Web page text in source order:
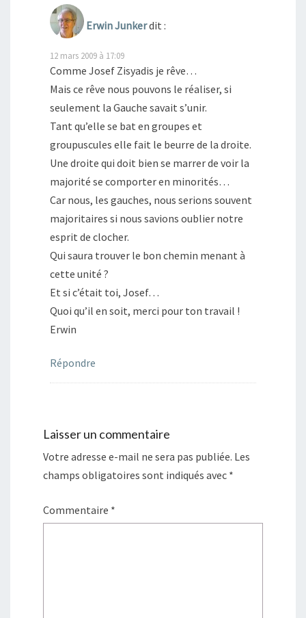
Erwin Junkerdit :
12 mars 2009 à 17:09
Comme Josef Zisyadis je rêve…
Mais ce rêve nous pouvons le réaliser, si
seulement la Gauche savait s’unir.
Tant qu’elle se bat en groupes et
groupuscules elle fait le beurre de la droite.
Une droite qui doit bien se marrer de voir la
majorité se comporter en minorités…
Car nous, les gauches, nous serions souvent
majoritaires si nous savions oublier notre
esprit de clocher.
Qui saura trouver le bon chemin menant à
cette unité ?
Et si c’était toi, Josef…
Quoi qu’il en soit, merci pour ton travail !
Erwin
Répondre
Laisser un commentaire
Votre adresse e-mail ne sera pas publiée. Les
champs obligatoires sont indiqués avec *
Commentaire *